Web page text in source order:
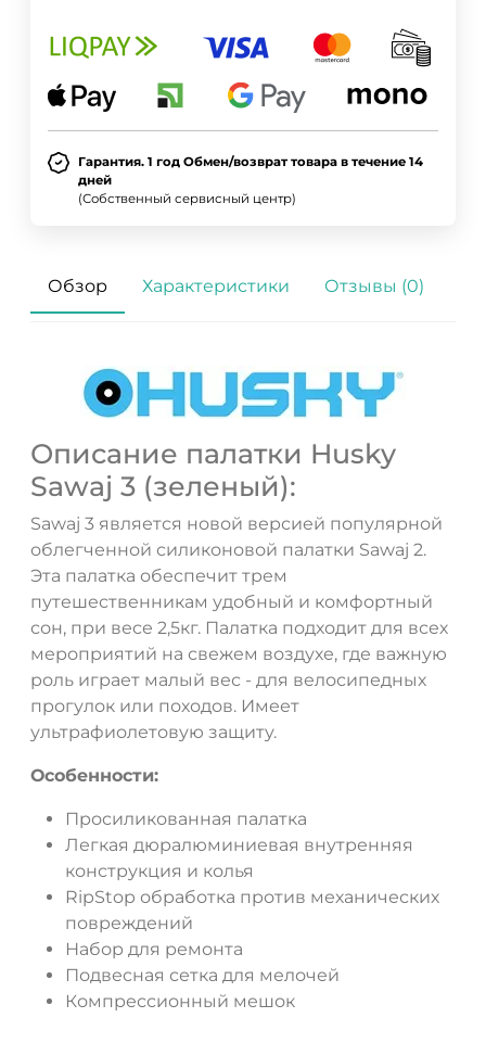
Гарантия. 1 год Обмен/возврат товара в течение 14
дней
(Собственный сервисный центр)
Обзор Характеристики Отзывы (0)
Описание палатки Husky
Sawaj 3 (зеленый):
Sawaj 3 является новой версией популярной
облегченной силиконовой палатки Sawaj 2.
Эта палатка обеспечит трем
путешественникам удобный и комфортный
сон, при весе 2,5кг. Палатка подходит для всех
мероприятий на свежем воздухе, где важную
роль играет малый вес - для велосипедных
прогулок или походов. Имеет
ультрафиолетовую защиту.
Особенности:
Просиликованная палатка
Легкая дюралюминиевая внутренняя
конструкция и колья
RipStop обработка против механических
повреждений
Набор для ремонта
Подвесная сетка для мелочей
Компрессионный мешок
ДА НЕТ